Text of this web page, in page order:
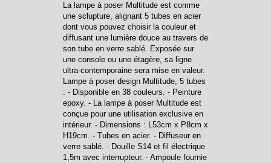
La lampe à poser Multitude est comme
une sclupture, alignant 5 tubes en acier
dont vous pouvez choisir la couleur et
diffusant une lumière douce au travers de
son tube en verre sablé. Exposée sur
une console ou une étagère, sa ligne
ultra-contemporaine sera mise en valeur.
Lampe à poser design Multitude, 5 tubes
: - Disponible en 38 couleurs. - Peinture
epoxy. - La lampe à poser Multitude est
conçue pour une utilisation exclusive en
intérieur. - Dimensions : L53cm x P8cm x
H19cm. - Tubes en acier. - Diffuseur en
verre sablé. - Douille S14 et fil électrique
1,5m avec interrupteur. - Ampoule fournie